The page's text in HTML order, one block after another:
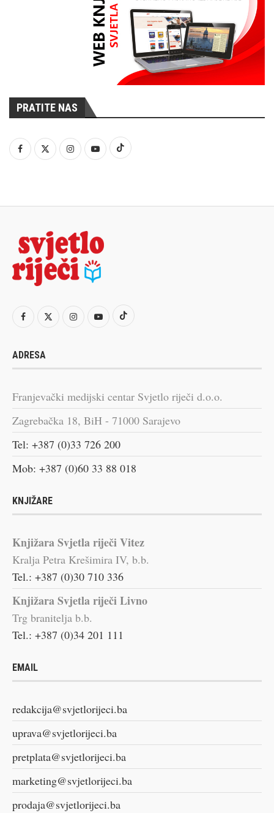
PRATITE NAS
ADRESA
Franjevački medijski centar Svjetlo riječi d.o.o.
Zagrebačka 18, BiH - 71000 Sarajevo
Tel: +387 (0)33 726 200
Mob: +387 (0)60 33 88 018
KNJIŽARE
Knjižara Svjetla riječi Vitez
Kralja Petra Krešimira IV, b.b.
Tel.: +387 (0)30 710 336
Knjižara Svjetla riječi Livno
Trg branitelja b.b.
Tel.: +387 (0)34 201 111
EMAIL
redakcija@svjetlorijeci.ba
uprava@svjetlorijeci.ba
pretplata@svjetlorijeci.ba
marketing@svjetlorijeci.ba
prodaja@svjetlorijeci.ba